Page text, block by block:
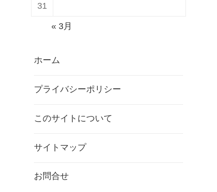
31
« 3月
ホーム
プライバシーポリシー
このサイトについて
サイトマップ
お問合せ